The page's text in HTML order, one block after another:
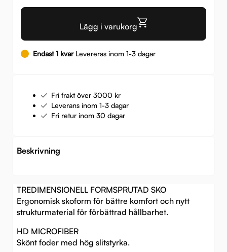
Lägg i varukorg
Endast 1 kvarLevereras inom 1-3 dagar
Fri frakt över 3000 kr
Leverans inom 1-3 dagar
Fri retur inom 30 dagar
Beskrivning
TREDIMENSIONELL FORMSPRUTAD SKO
Ergonomisk skoform för bättre komfort och nytt
strukturmaterial för förbättrad hållbarhet.
HD MICROFIBER
Skönt foder med hög slitstyrka.